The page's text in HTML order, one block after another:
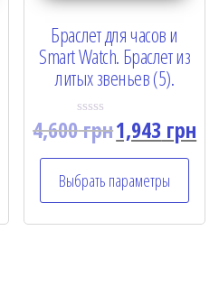
Браслет для часов и
Smart Watch. Браслет из
литых звеньев (5).
R
d
0
o
u
4,600грн1,943 грн
Выбрать параметры